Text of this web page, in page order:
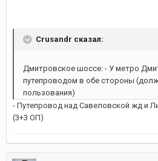
Crusandr сказал:
Дмитровское шоссе: - У метро
путепроводом в обе стороны
пользования)
- Путепровод над Савеловской жд и
(3+3 ОП)